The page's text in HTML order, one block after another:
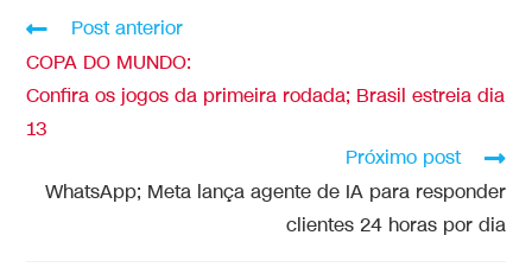
Post anterior
COPA DO MUNDO:
Confira os jogos da primeira rodada; Brasil estreia dia
13
Próximo post
WhatsApp; Meta lança agente de IA para responder
clientes 24 horas por dia